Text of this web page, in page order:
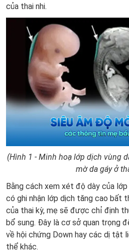
của thai nhi.
(Hình 1 - Minh hoạ lớp dịch vùng
mờ da gáy ở
Bằng cách xem xét độ dày của
có ghi nhận lớp dịch tăng cao bất
của thai kỳ, mẹ sẽ được chỉ định
bổ sung. Đây là cơ sở quan trọng
về hội chứng Down hay các dị tật
thể khác.